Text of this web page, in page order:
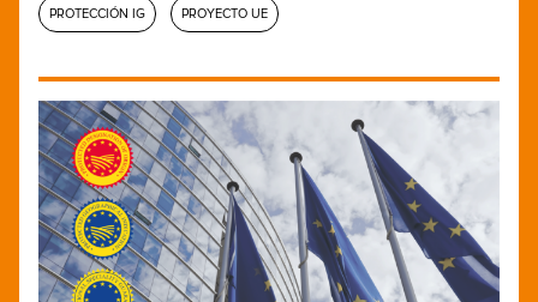
PROTECCIÓN IG PROYECTO UE